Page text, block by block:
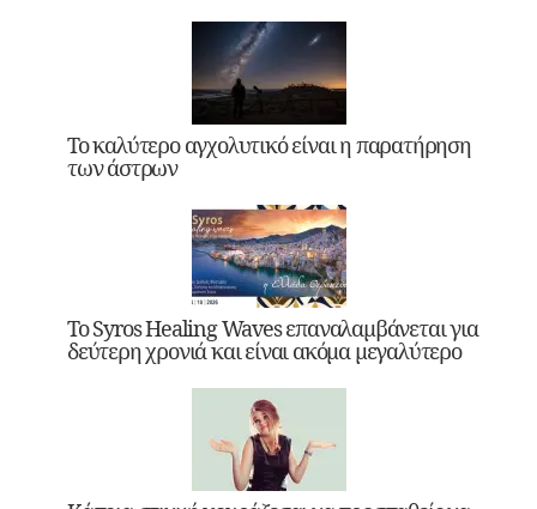
Το καλύτερο αγχολυτικό είναι η παρατήρηση
των άστρων
Το Syros Healing Waves επαναλαμβάνεται για
δεύτερη χρονιά και είναι ακόμα μεγαλύτερο